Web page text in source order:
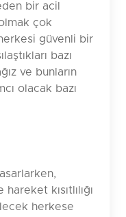
bir acil
çok
güvenli bir
bazı
ve bunların
olacak bazı
kısıtlılığı
herkese